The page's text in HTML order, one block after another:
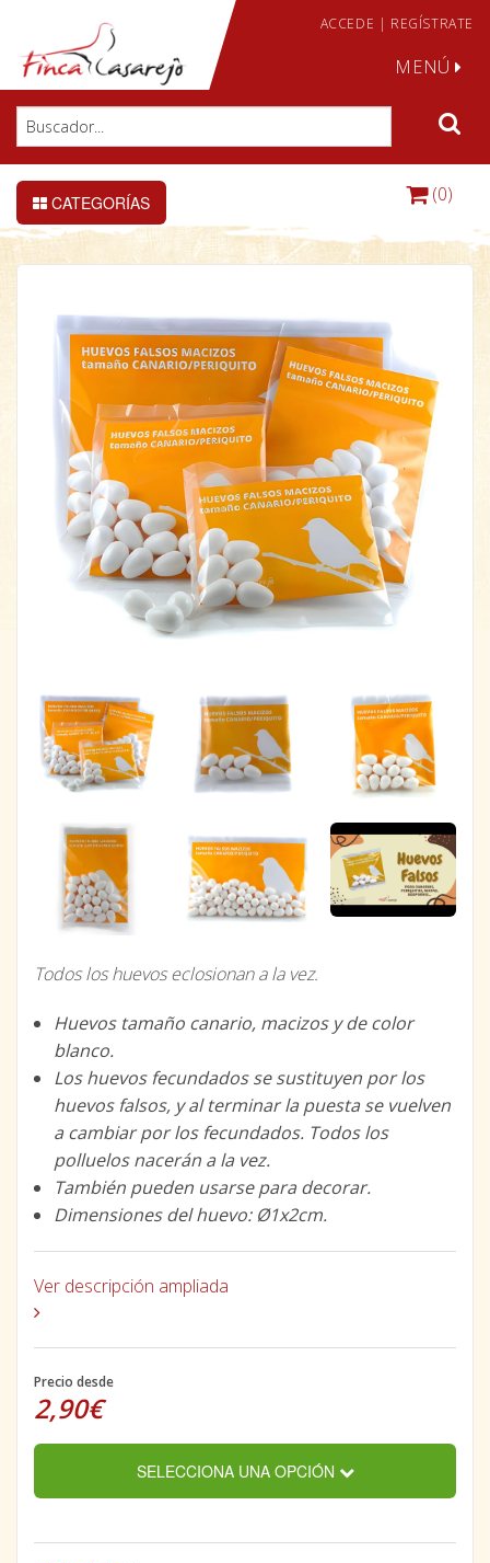
ACCEDE | REGÍSTRATE
MENÚ
CATEGORÍAS (0)
Todos los huevos eclosionan a la vez.
Huevos tamaño canario, macizos y de color
blanco.
Los huevos fecundados se sustituyen por los
huevos falsos, y al terminar la puesta se vuelven
a cambiar por los fecundados. Todos los
polluelos nacerán a la vez.
También pueden usarse para decorar.
Dimensiones del huevo: Ø1x2cm.
Ver descripción ampliada
Precio desde
2,90€
SELECCIONA UNA OPCIÓN